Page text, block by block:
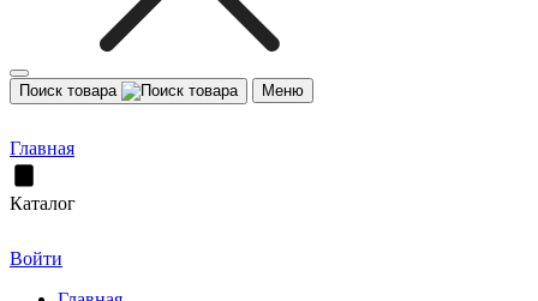
Поиск товара Меню
Главная
Каталог
Войти